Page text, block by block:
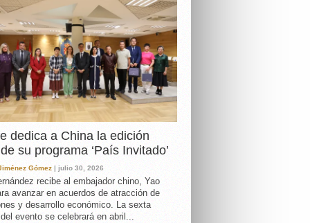
dedica a China la edición
su programa ‘País Invitado’
Gómez | julio 30, 2026
recibe al embajador chino, Yao
avanzar en acuerdos de atracción de
y desarrollo económico. La sexta
evento se celebrará en abril...